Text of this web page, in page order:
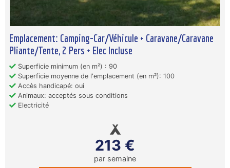
Emplacement: Camping-Car/Véhicule + Caravane/Caravane
Pliante/Tente, 2 Pers + Elec Incluse
Superficie minimum (en m²) : 90
Superficie moyenne de l'emplacement (en m²): 100
Accès handicapé: oui
Animaux: acceptés sous conditions
Electricité
213 €
par semaine